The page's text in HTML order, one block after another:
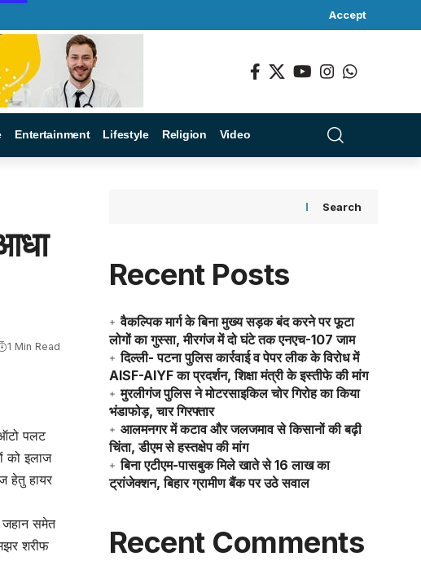
Accept
Entertainment Lifestyle Religion Video
1 Min Read
पलट
को इलाज
हेतु हायर
जहान समेत
शरीफ
Search
Recent Posts
वैकल्पिक मार्ग के बिना मुख्य सड़क बंद करने पर फूटा
लोगों का गुस्सा, मीरगंज में दो घंटे तक एनएच-107 जाम
दिल्ली- पटना पुलिस कार्रवाई व पेपर लीक के विरोध में
AISF-AIYF का प्रदर्शन, शिक्षा मंत्री के इस्तीफे की मांग
मुरलीगंज पुलिस ने मोटरसाइकिल चोर गिरोह का किया
भंडाफोड़, चार गिरफ्तार
आलमनगर में कटाव और जलजमाव से किसानों की बढ़ी
चिंता, डीएम से हस्तक्षेप की मांग
बिना एटीएम-पासबुक मिले खाते से 16 लाख का
ट्रांजेक्शन, बिहार ग्रामीण बैंक पर उठे सवाल
Recent Comments